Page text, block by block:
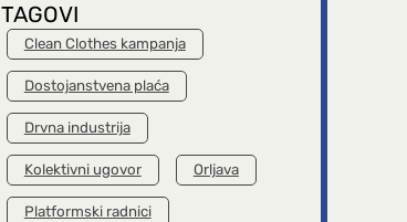
TAGOVI
Clean Clothes kampanja
Dostojanstvena plaća
Drvna industrija
Kolektivni ugovor Orljava
Platformski radnici